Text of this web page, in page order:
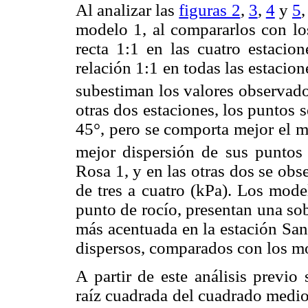
Al analizar lasfiguras 2, 3, 4y 5
modelo 1, al compararlos con
recta 1:1 en las cuatro
relación 1:1 en todas las
subestiman los valores
otras dos estaciones, los puntos
45°, pero se comporta mejor el
mejor dispersión de sus
Rosa 1, y en las otras dos se
de tres a cuatro (kPa). Los
punto de rocío, presentan una
más acentuada en la estación
dispersos, comparados con los
A partir de este análisis previo
raíz cuadrada del cuadrado